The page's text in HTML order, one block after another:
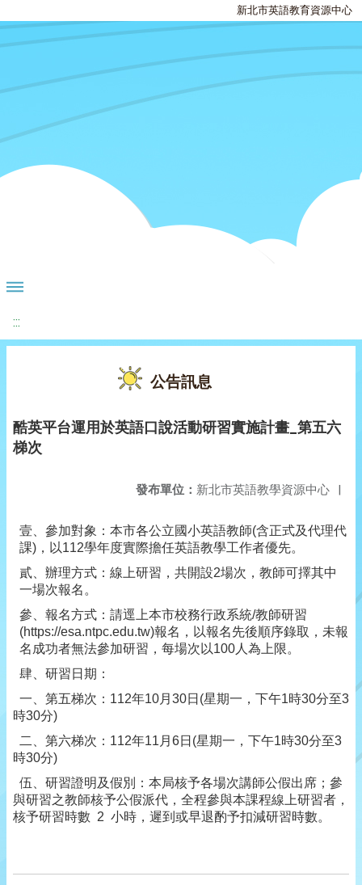
新北市英語教育資源中心
:::
公告訊息
酷英平台運用於英語口說活動研習實施計畫_第五六
梯次
發布單位： 新北市英語教學資源中心 |
壹、參加對象：本市各公立國小英語教師(含正式及代理代
課)，以112學年度實際擔任英語教學工作者優先。
貳、辦理方式：線上研習，共開設2場次，教師可擇其中
一場次報名。
參、報名方式：請逕上本市校務行政系統/教師研習
(https://esa.ntpc.edu.tw)報名，以報名先後順序錄取，未報
名成功者無法參加研習，每場次以100人為上限。
肆、研習日期：
一、第五梯次：112年10月30日(星期一，下午1時30分至3
時30分)
二、第六梯次：112年11月6日(星期一，下午1時30分至3
時30分)
伍、研習證明及假別：本局核予各場次講師公假出席；參
與研習之教師核予公假派代，全程參與本課程線上研習者，
核予研習時數 2 小時，遲到或早退酌予扣減研習時數。